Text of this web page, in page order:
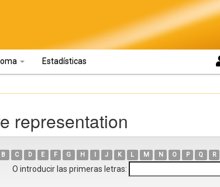
Estadísticas
representation
B C D E F G H I J K L M N O P Q R
O introducir las primeras letras: